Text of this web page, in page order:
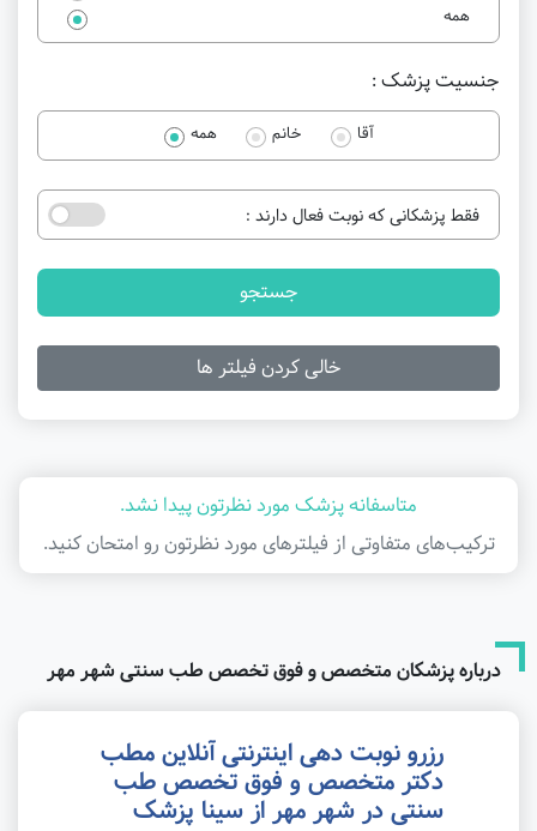
همه
جنسیت پزشک :
آقا خانم همه
فقط پزشکانی که نوبت فعال دارند :
جستجو
خالی کردن فیلتر ها
متاسفانه پزشک مورد نظرتون پیدا نشد.
ترکیب‌های متفاوتی از فیلتر‌های مورد نظرتون رو امتحان کنید.
درباره پزشکان متخصص و فوق تخصص طب سنتی شهر مهر
رزرو نوبت دهی اینترنتی آنلاین مطب
دکتر متخصص و فوق تخصص طب
سنتی در شهر مهر از سینا پزشک